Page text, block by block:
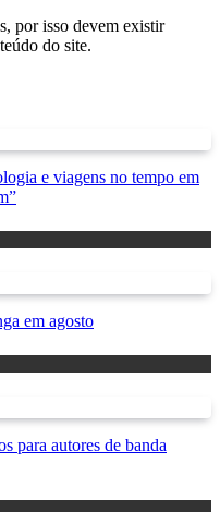
por isso devem existir
do site.
e viagens no tempo em
em agosto
para autores de banda